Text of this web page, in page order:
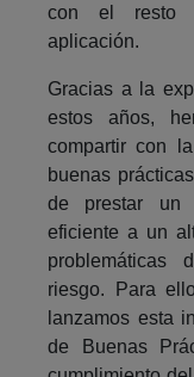
con el resto
aplicación.
Gracias a la
estos años,
compartir con
buenas
de prestar un
eficiente a un
problemáticas
riesgo. Para
lanzamos esta
de Buenas